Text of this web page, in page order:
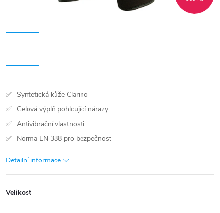
Syntetická kůže Clarino
Gelová výplň pohlcující nárazy
Antivibrační vlastnosti
Norma EN 388 pro bezpečnost
Detailní informace
Velikost